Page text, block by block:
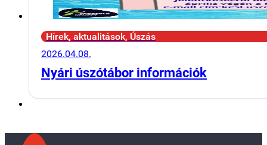
Hírek, aktualitások, Úszás
2026.04.08.
Nyári úszótábor információk